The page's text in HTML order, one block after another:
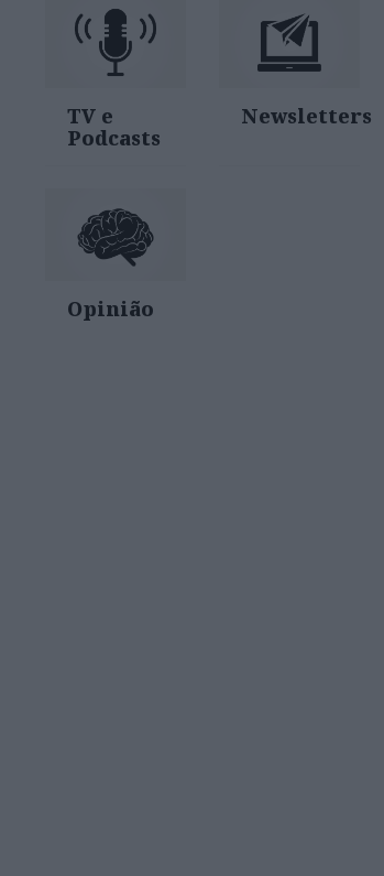
TV e
Podcasts
Newsletters
Opinião